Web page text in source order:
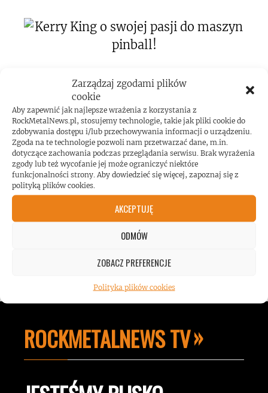
Zarządzaj zgodami plików
cookie
Aby zapewnić jak najlepsze wrażenia z korzystania z
RockMetalNews.pl, stosujemy technologie, takie jak pliki cookie do
zdobywania dostępu i/lub przechowywania informacji o urządzeniu.
Zgoda na te technologie pozwoli nam przetwarzać dane, m.in.
dotyczące zachowania podczas przeglądania serwisu. Brak wyrażenia
zgody lub też wycofanie jej może ograniczyć niektóre
funkcjonalności strony. Aby dowiedzieć się więcej, zapoznaj się z
polityką plików cookies.
AKCEPTUJĘ
ODMÓW
ZOBACZ PREFERENCJE
Polityka plików cookies
Kerry King o swojej pasji do maszyn
Koncert AC/DC przekroczył poziom
ROCKMETALNEWS TV